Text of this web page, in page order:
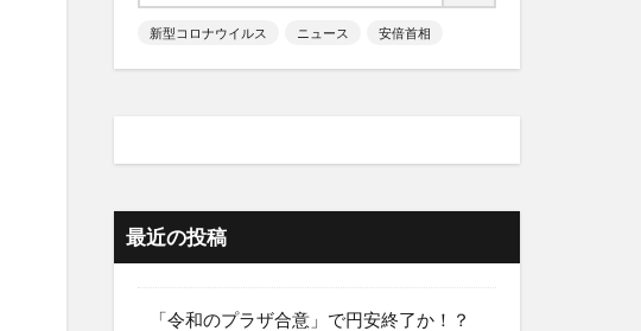
新型コロナウイルス ニュース 安倍首相
最近の投稿
「令和のプラザ合意」で円安終了か！？